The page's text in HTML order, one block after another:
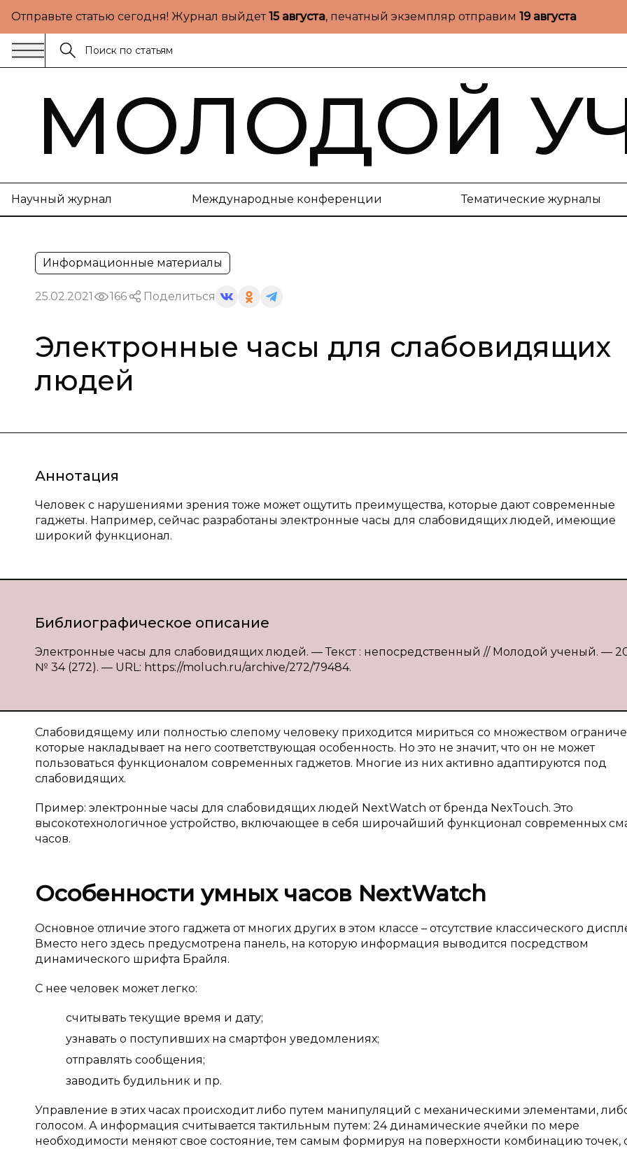
Отправьте статью сегодня! Журнал выйдет15 августа, печатный экземпляр отправим 19 августа
МОЛОДОЙ
Научный журнал Международные конференции Тематические журналы
Информационные материалы
25.02.2021 166 Поделиться
Электронные часы для слабовидящих
людей
Аннотация
Человек с нарушениями зрения тоже может ощутить преимущества, которые дают современные
гаджеты. Например, сейчас разработаны электронные часы для слабовидящих людей, имеющие
широкий функционал.
Библиографическое описание
Электронные часы для слабовидящих людей. — Текст : непосредственный // Молодой ученый. —
№ 34 (272). — URL: https://moluch.ru/archive/272/79484.
Слабовидящему или полностью слепому человеку приходится мириться со множеством
которые накладывает на него соответствующая особенность. Но это не значит, что он не может
пользоваться функционалом современных гаджетов. Многие из них активно адаптируются под
слабовидящих.
Пример: электронные часы для слабовидящих людей NextWatch от бренда NexTouch. Это
высокотехнологичное устройство, включающее в себя широчайший функционал современных
часов.
Особенности умных часов NextWatch
Основное отличие этого гаджета от многих других в этом классе – отсутствие классического
Вместо него здесь предусмотрена панель, на которую информация выводится посредством
динамического шрифта Брайля.
С нее человек может легко:
считывать текущие время и дату;
узнавать о поступивших на смартфон уведомлениях;
отправлять сообщения;
заводить будильник и пр.
Управление в этих часах происходит либо путем манипуляций с механическими элементами,
голосом. А информация считывается тактильным путем: 24 динамические ячейки по мере
необходимости меняют свое состояние, тем самым формируя на поверхности комбинацию точек,